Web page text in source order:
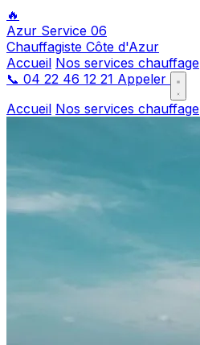
🔥
Azur Service 06
Chauffagiste Côte d'Azur
Accueil Nos services chauffage
📞 04 22 46 12 21 Appeler
Accueil Nos services chauffage